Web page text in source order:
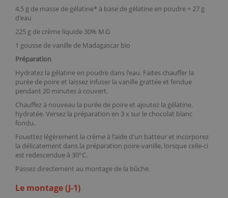
4,5 g de masse de gélatine* à base de gélatine en poudre + 27 g
d'eau
225 g de crème liquide 30% M.G
1 gousse de vanille de Madagascar bio
Préparation
Hydratez la gélatine en poudre dans l'eau. Faites chauffer la
purée de poire et laissez infuser la vanille grattée et fendue
pendant 20 minutes à couvert.
Chauffez à nouveau la purée de poire et ajoutez la gélatine.
hydratée. Versez la préparation en 3 x sur le chocolat blanc
fondu.
Fouettez légèrement la crème à l'aide d'un batteur et incorporez
la délicatement dans la préparation poire-vanille, lorsque celle-ci
est redescendue à 30°C.
Passez directement au montage de la bûche.
Le montage (J-1)